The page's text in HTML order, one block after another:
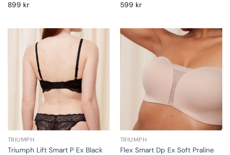
899 kr 599 kr
TRIUMPH
Triumph Lift Smart P Ex Black
TRIUMPH
Flex Smart Dp Ex Soft Praline